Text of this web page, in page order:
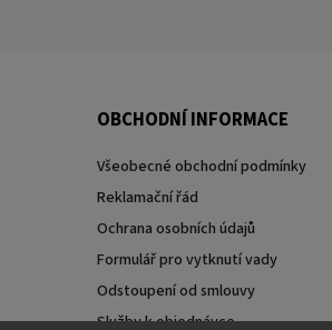
OBCHODNÍ INFORMACE
Všeobecné obchodní podmínky
Reklamační řád
Ochrana osobních údajů
Formulář pro vytknutí vady
Odstoupení od smlouvy
Služby k objednávce